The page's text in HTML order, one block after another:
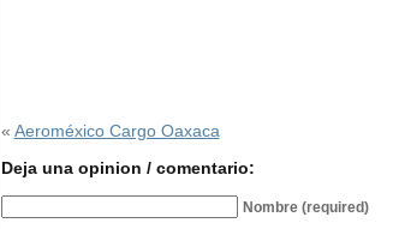
« Aeroméxico Cargo Oaxaca
Deja una opinion / comentario:
Nombre (required)